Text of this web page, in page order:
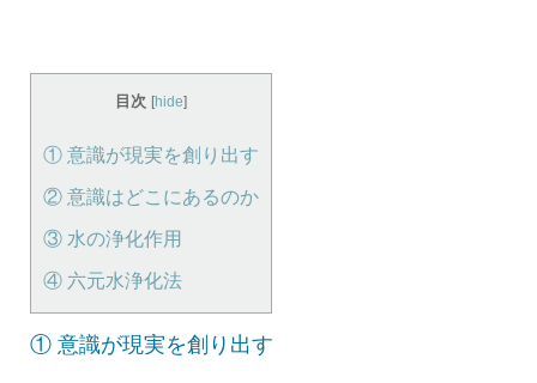
目次 [hide]
① 意識が現実を創り出す
② 意識はどこにあるのか
③ 水の浄化作用
④ 六元水浄化法
① 意識が現実を創り出す